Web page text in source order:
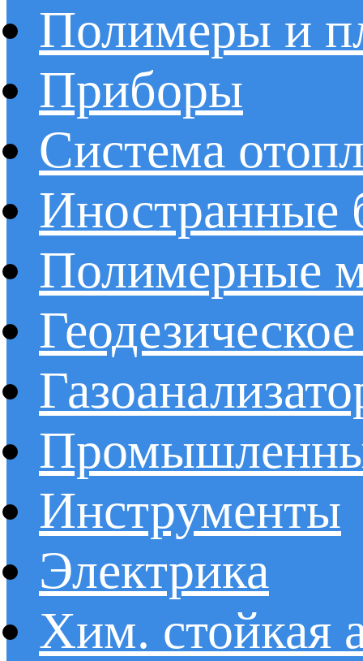
Полимеры и
Приборы
Система
Иностранные
Полимерные
Инструменты
Электрика
Хим. стойкая